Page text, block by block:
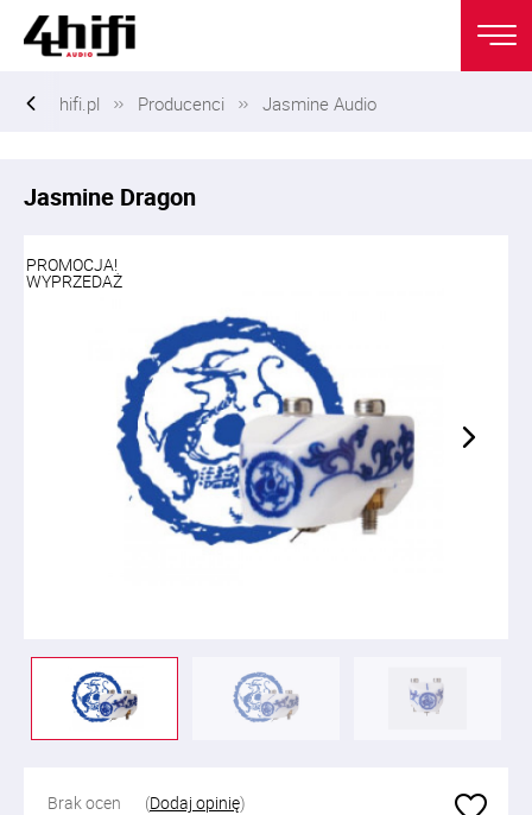
hifi.pl Producenci Jasmine Audio
Jasmine Dragon
PROMOCJA!
WYPRZEDAŻ
Brak ocen (Dodaj opinię)